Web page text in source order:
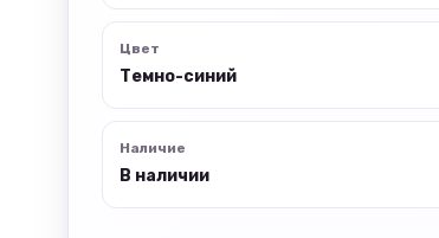
Цвет
Темно-синий
Наличие
В наличии